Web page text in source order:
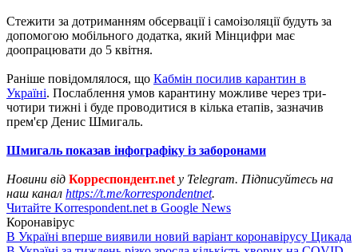
Стежити за дотриманням обсервації і самоізоляції будуть за
допомогою мобільного додатка, який Мінцифри має
доопрацювати до 5 квітня.
Раніше повідомлялося, що Кабмін посилив карантин в
Україні. Послаблення умов карантину можливе через три-
чотири тижні і буде проводитися в кілька етапів, зазначив
прем'єр Денис Шмигаль.
Шмигаль показав інфографіку із заборонами
Новини від Корреспондент.net у Telegram. Підписуйтесь на
наш канал https://t.me/korrespondentnet.
Читайте Korrespondent.net в Google News
Коронавірус
В Україні вперше виявили новий варіант коронавірусу Цикада